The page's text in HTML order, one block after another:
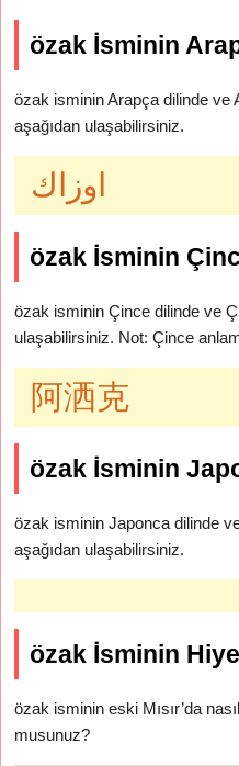
özak İsminin
özak isminin Arapça dilinde ve
aşağıdan ulaşabilirsiniz.
اوزاك
özak İsminin
özak isminin Çince dilinde ve
ulaşabilirsiniz. Not: Çince
阿洒克
özak İsminin
özak isminin Japonca dilinde
aşağıdan ulaşabilirsiniz.
özak İsminin
özak isminin eski Mısır’da
musunuz?